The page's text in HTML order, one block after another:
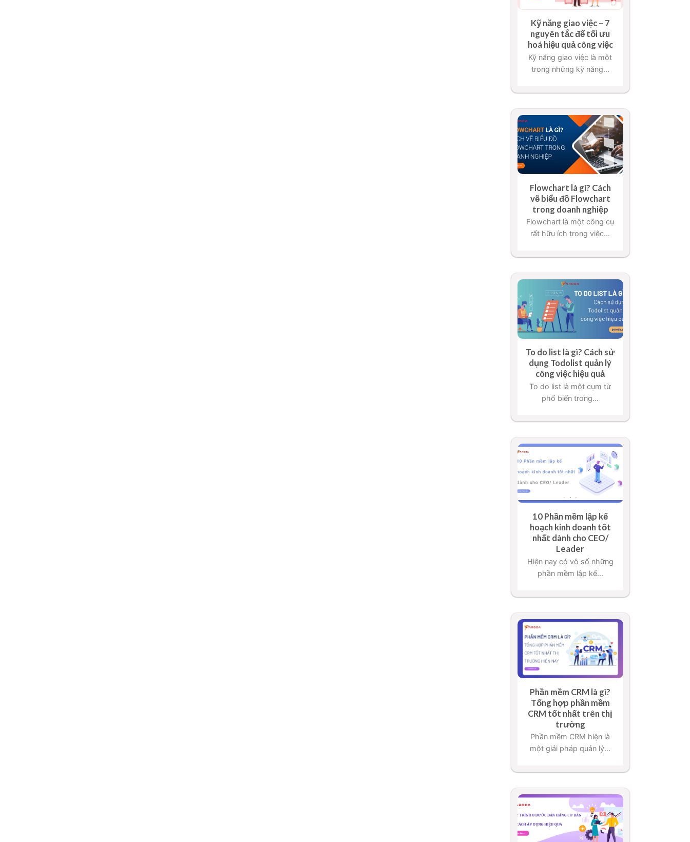
Kỹ năng giao việc – 7
nguyên tắc để tối ưu
hoá hiệu quả công việc
Kỹ năng giao việc là một
trong những kỹ năng...
Flowchart là gì? Cách
vẽ biểu đồ Flowchart
trong doanh nghiệp
Flowchart là một công cụ
rất hữu ích trong việc...
To do list là gì? Cách sử
dụng Todolist quản lý
công việc hiệu quả
To do list là một cụm từ
phổ biến trong...
10 Phần mềm lập kế
hoạch kinh doanh tốt
nhất dành cho CEO/
Leader
Hiện nay có vô số những
phần mềm lập kế...
Phần mềm CRM là gì?
Tổng hợp phần mềm
CRM tốt nhất trên thị
trường
Phần mềm CRM hiện là
một giải pháp quản lý...